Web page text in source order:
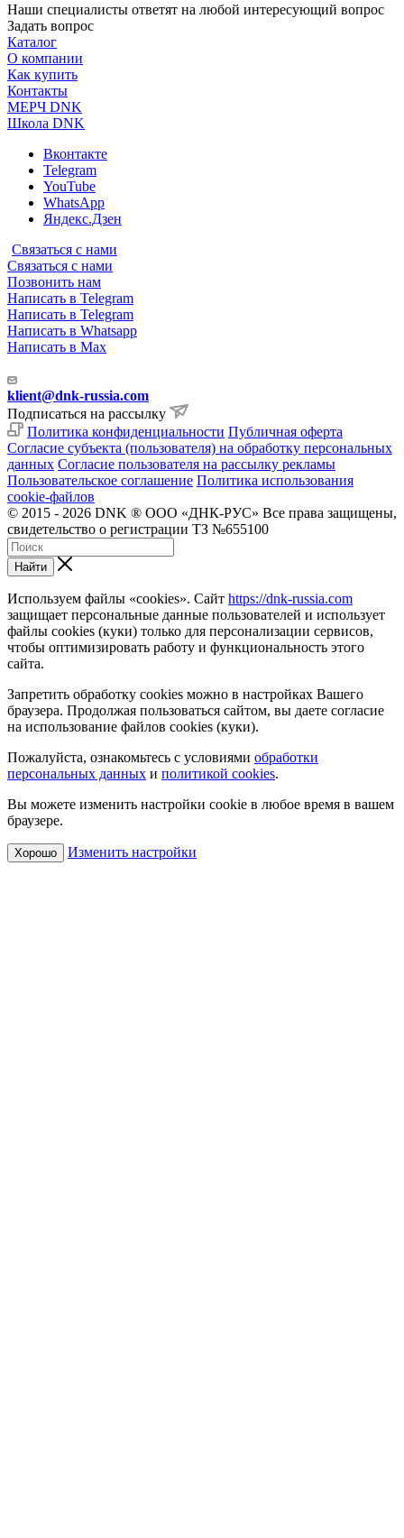
Наши специалисты ответят на любой интересующий вопрос
Задать вопрос
Каталог
О компании
Как купить
Контакты
МЕРЧ DNK
Школа DNK
Вконтакте
Telegram
YouTube
WhatsApp
Яндекс.Дзен
Связаться с нами
Связаться с нами
Позвонить нам
Написать в Telegram
Написать в Telegram
Написать в Whatsapp
Написать в Max
klient@dnk-russia.com
Подписаться на рассылку
Политика конфиденциальности Публичная оферта
Согласие субъекта (пользователя) на обработку персональных
данных Согласие пользователя на рассылку рекламы
Пользовательское соглашение Политика использования
cookie-файлов
© 2015 - 2026 DNK ® ООО «ДНК-РУС» Все права защищены,
свидетельство о регистрации ТЗ №655100
Найти
Используем файлы «cookies». Сайт https://dnk-russia.com
защищает персональные данные пользователей и использует
файлы cookies (куки) только для персонализации сервисов,
чтобы оптимизировать работу и функциональность этого
сайта.
Запретить обработку cookies можно в настройках Вашего
браузера. Продолжая пользоваться сайтом, вы даете согласие
на использование файлов cookies (куки).
Пожалуйста, ознакомьтесь с условиями обработки
персональных данных и политикой cookies.
Вы можете изменить настройки cookie в любое время в вашем
браузере.
Хорошо Изменить настройки